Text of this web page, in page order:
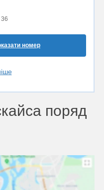
36
номер
поряд